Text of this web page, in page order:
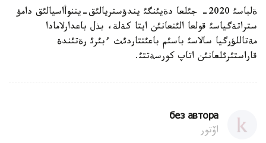
ةلباسئ 2020- جئلعا دةيئنگئ يندؤستريالئق-يننوأاسيالئق دامؤ
ستراتةگياسئ قولعا الئنعانئن ايتا كةلة، بذل باعدارلامادا
مةتاللؤرگيا سالاسئ باسئم باعئتتاردئث ءبئرئ رةتئندة
قاراستئرئلعانئن اتاپ كورسةتتئ.
без автора
اۆتور